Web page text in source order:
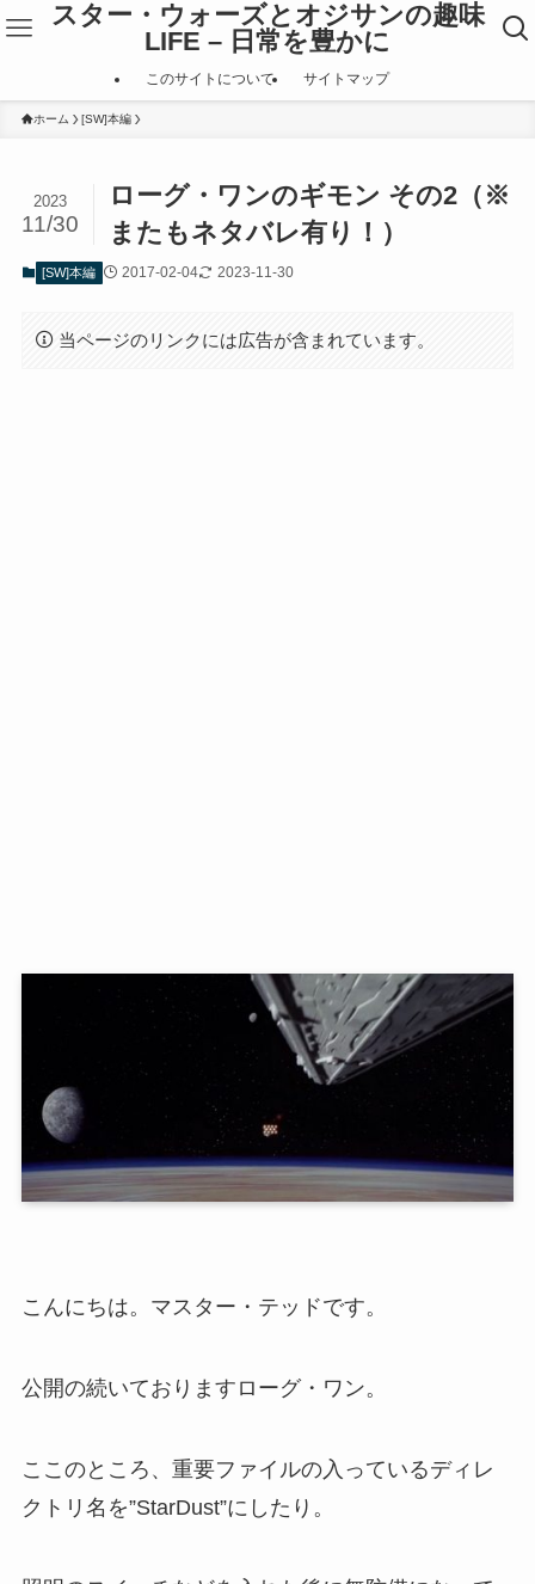
スター・ウォーズとオジサンの趣味
LIFE – 日常を豊かに
このサイトについて サイトマップ
ホーム [SW]本編
ローグ・ワンのギモン その2（※
またもネタバレ有り！）
2023
11/30
[SW]本編 2017-02-04 2023-11-30
当ページのリンクには広告が含まれています。
こんにちは。マスター・テッドです。
公開の続いておりますローグ・ワン。
ここのところ、重要ファイルの入っているディレ
クトリ名を”StarDust”にしたり。